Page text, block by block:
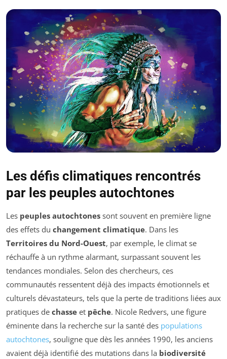
Les défis climatiques rencontrés
par les peuples autochtones
Les peuples autochtones sont souvent en première ligne
des effets du changement climatique. Dans les
Territoires du Nord-Ouest, par exemple, le climat se
réchauffe à un rythme alarmant, surpassant souvent les
tendances mondiales. Selon des chercheurs, ces
communautés ressentent déjà des impacts émotionnels et
culturels dévastateurs, tels que la perte de traditions liées aux
pratiques de chasse et pêche. Nicole Redvers, une figure
éminente dans la recherche sur la santé des populations
autochtones, souligne que dès les années 1990, les anciens
avaient déjà identifié des mutations dans la biodiversité